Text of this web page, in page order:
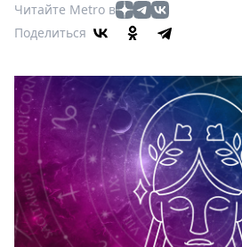
Театр
Кино
Книги
Выставки
Пресс-
релизы
О
Metro
Стримы
Читайте Metro в
Поделиться